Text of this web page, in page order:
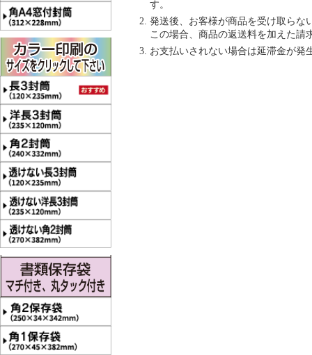
す。
発送後、お客様が商品を受け取らな
この場合、商品の返送料を加えた請
お支払いされない場合は延滞金が発